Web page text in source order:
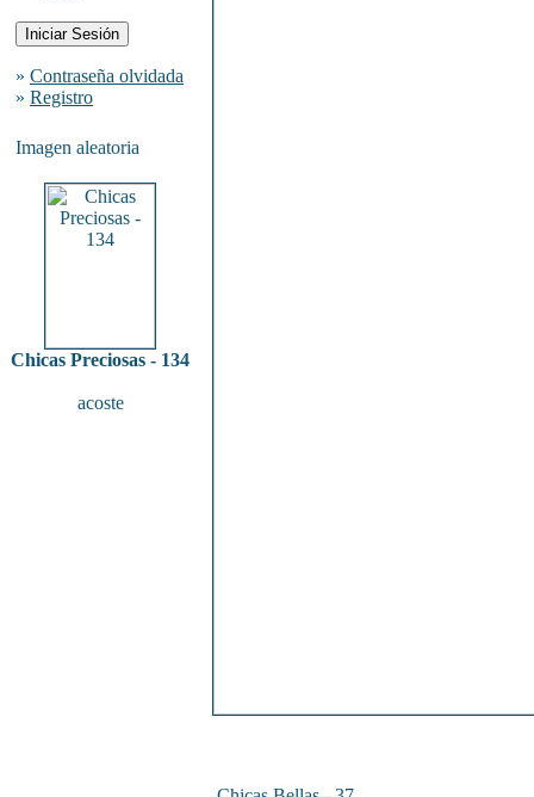
» Contraseña olvidada
» Registro
Imagen aleatoria
Chicas Preciosas - 134
acoste